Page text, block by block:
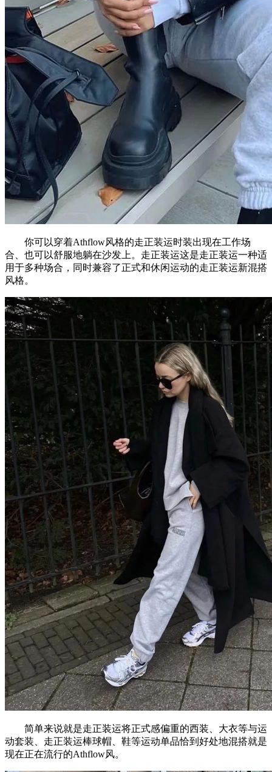
你可以穿着Athflow风格的走正装运时装出现在工作场
合、也可以舒服地躺在沙发上。走正装运这是走正装运一种适
用于多种场合，同时兼容了正式和休闲运动的走正装运新混搭
风格。
简单来说就是走正装运将正式感偏重的西装、大衣等与运
动套装、走正装运棒球帽、鞋等运动单品恰到好处地混搭就是
现在正在流行的Athflow风。